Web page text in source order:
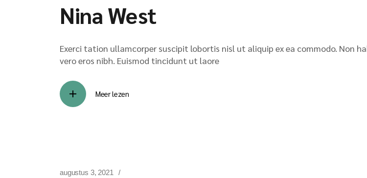
Nina West
Exerci tation ullamcorper suscipit lobortis nisl ut aliquip ex ea commodo. Non
vero eros nibh. Euismod tincidunt ut laore
Meer lezen
augustus 3, 2021